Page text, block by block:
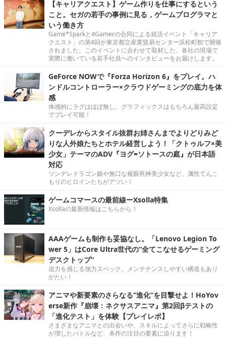
【キャリアクエスト】ゲーム作りを仕事にするという
こと。セガの若手の事例に見る，ゲームプログラマと
いう働き方
Game*Sparkと4Gamerの合同による就活イベント「キャリア
クエスト」の第4回が東京都立産業貿易センター浜松町館で開催
されました。このイベントに合わせて取材した、各社の現場で
実際に働いている若手社員へのインタビューをお届けします。
GeForce NOWで『Forza Horizon 6』をプレイ。ハ
ンドルコントローラー×クラウドゲーミングの底力を体
感
体感的にラグはほぼ無し。グラフィックスはもちろん最高設定
でプレイ可能！
クーデレからスタイル抜群お姉さんまでよりどりみど
りな人外娘たちとホテル経営しよう！「クトゥルフ×美
少女」テーマのADV『ヨグ=ソトースの庭』が日本語
対応
ツンデレドラゴン娘や無口な複眼死神美少女など、属性てんこ
もりのヒロインたちがアツい！
ゲームコマースの最前線ーXsolla特集
Xsollaの最新情報はこちらから！
AAAゲームも制作も妥協なし。「Lenovo Legion To
wer 5」はCore Ultra世代の“全てこなせるゲーミング
デスクトップ”
迫力を感じる強力スペック。メンテナンスしやすい構造もあり
がたい！
アニマや新要素のさらなる“進化”を目撃せよ！HoYov
erse新作『崩壊：ネクサスアニマ』第2回βテストの
「進化テスト」を体験【プレイレポ】
さまざまなアニマとの出会いや、スキルによってさらに戦略性
が増したバトルなど、本作の注目の要素に迫ります！